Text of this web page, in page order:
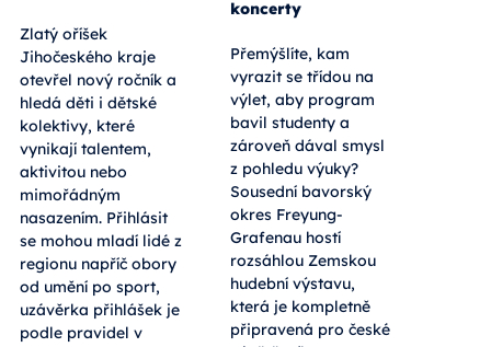
Zlatý oříšek
Jihočeského kraje
otevřel nový ročník a
hledá děti i dětské
kolektivy, které
vynikají talentem,
aktivitou nebo
mimořádným
nasazením. Přihlásit
se mohou mladí lidé z
regionu napříč obory
od umění po sport,
uzávěrka přihlášek je
podle pravidel v
koncerty
Přemýšlíte, kam
vyrazit se třídou na
výlet, aby program
bavil studenty a
zároveň dával smysl
z pohledu výuky?
Sousední bavorský
okres Freyung-
Grafenau hostí
rozsáhlou Zemskou
hudební výstavu,
která je kompletně
připravená pro české